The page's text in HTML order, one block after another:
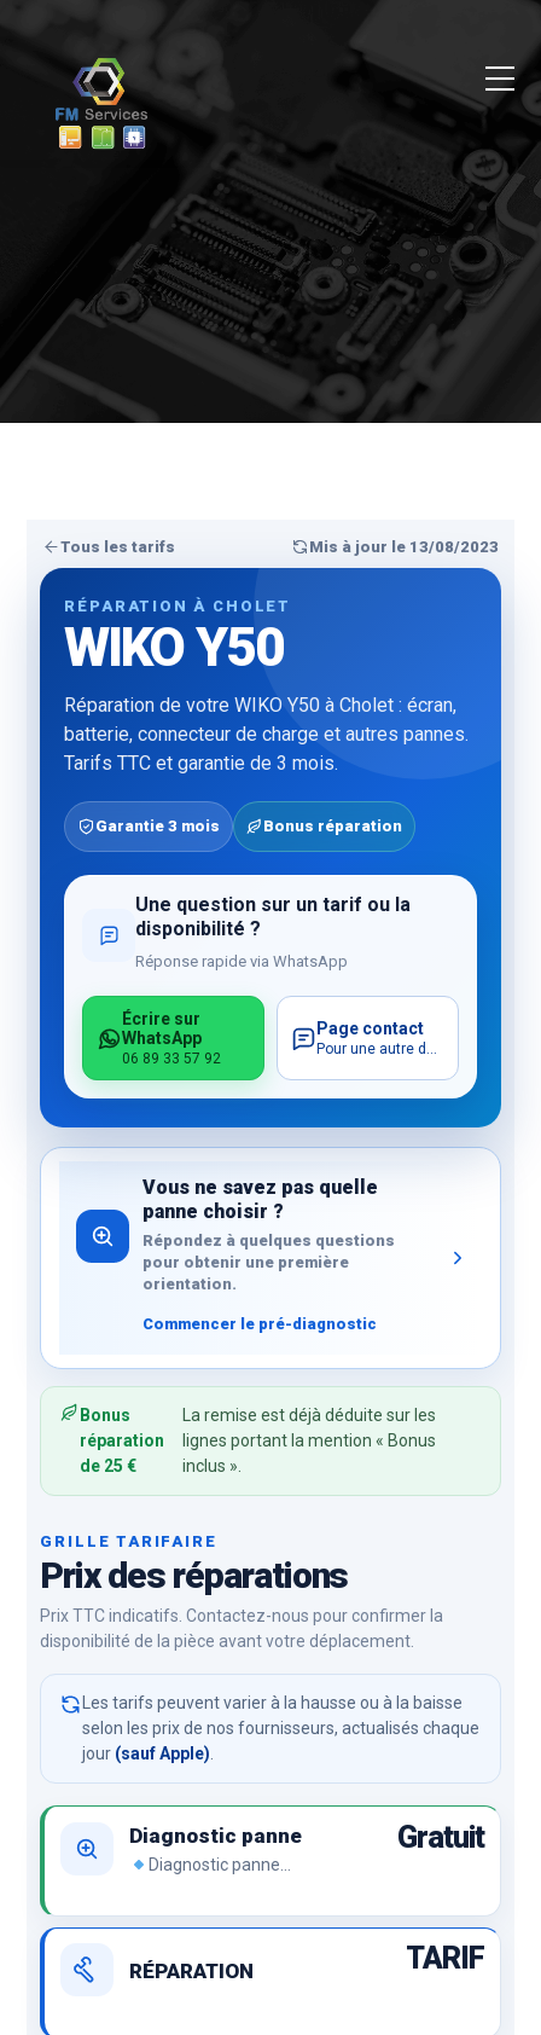
Tous les tarifs Mis à jour le 13/08/2023
RÉPARATION À CHOLET
WIKO Y50
Réparation de votre WIKO Y50 à Cholet : écran,
batterie, connecteur de charge et autres pannes.
Tarifs TTC et garantie de 3 mois.
Garantie 3 mois Bonus réparation
Une question sur un tarif ou la
disponibilité ?
Réponse rapide via WhatsApp
Écrire sur
WhatsApp
06 89 33 57 92
Page contact
Pour une autre demande
Vous ne savez pas quelle
panne choisir ?
Répondez à quelques questions
pour obtenir une première
orientation.
Commencer le pré-diagnostic
Bonus
réparation
de 25 €
La remise est déjà déduite sur les
lignes portant la mention « Bonus
inclus ».
GRILLE TARIFAIRE
Prix des réparations
Prix TTC indicatifs. Contactez-nous pour confirmer la
disponibilité de la pièce avant votre déplacement.
Les tarifs peuvent varier à la hausse ou à la baisse
selon les prix de nos fournisseurs, actualisés chaque
jour (sauf Apple).
Diagnostic panne
Diagnostic panne
Gratuit
RÉPARATION TARIF